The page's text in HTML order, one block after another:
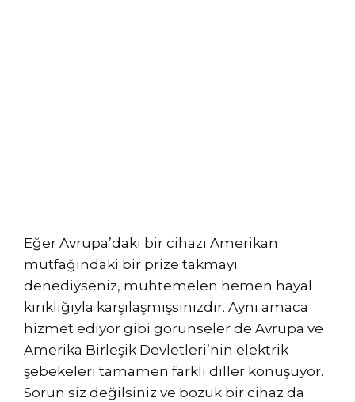
Eğer Avrupa’daki bir cihazı Amerikan
mutfağındaki bir prize takmayı
denediyseniz, muhtemelen hemen hayal
kırıklığıyla karşılaşmışsınızdır. Aynı amaca
hizmet ediyor gibi görünseler de Avrupa ve
Amerika Birleşik Devletleri’nin elektrik
şebekeleri tamamen farklı diller konuşuyor.
Sorun siz değilsiniz ve bozuk bir cihaz da